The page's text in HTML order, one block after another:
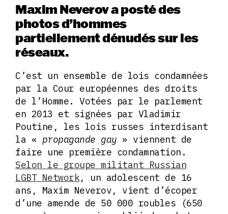
Maxim Neverov a posté des
photos d’hommes
partiellement dénudés sur les
réseaux.
C’est un ensemble de lois condamnées
par la Cour européennes des droits
de l’Homme. Votées par le parlement
en 2013 et signées par Vladimir
Poutine, les lois russes interdisant
la « propagande gay » viennent de
faire une première condamnation.
Selon le groupe militant Russian
LGBT Network, un adolescent de 16
ans, Maxim Neverov, vient d’écoper
d’une amende de 50 000 roubles (650